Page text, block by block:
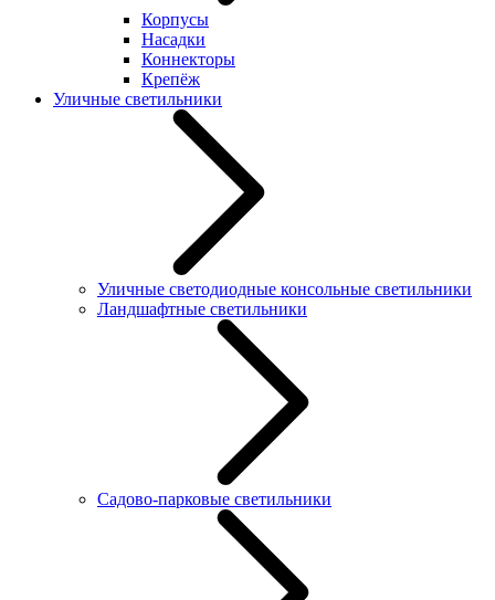
Корпусы
Насадки
Коннекторы
Крепёж
Уличные светильники
Уличные светодиодные консольные светильники
Ландшафтные светильники
Садово-парковые светильники